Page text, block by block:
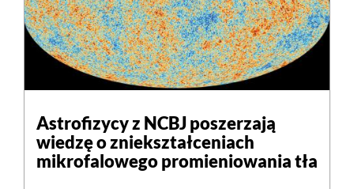
Astrofizycy z NCBJ poszerzają
wiedzę o zniekształceniach
mikrofalowego promieniowania tła